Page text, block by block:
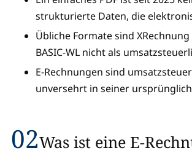
strukturierte Daten, die
Übliche Formate sind
BASIC-WL nicht als
E-Rechnungen sind
unversehrt in seiner
02Was ist eine E-